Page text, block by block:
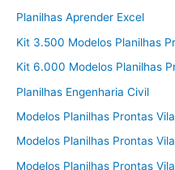
Planilhas Aprender Excel
Kit 3.500 Modelos Planilhas
Kit 6.000 Modelos Planilhas
Planilhas Engenharia Civil
Modelos Planilhas Prontas
Modelos Planilhas Prontas
Modelos Planilhas Prontas